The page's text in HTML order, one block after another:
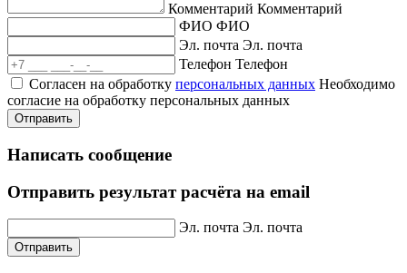
Комментарий Комментарий
ФИО ФИО
Эл. почта Эл. почта
Телефон Телефон
Согласен на обработку персональных данных Необходимо
согласие на обработку персональных данных
Отправить
Написать сообщение
Отправить результат расчёта на email
Эл. почта Эл. почта
Отправить